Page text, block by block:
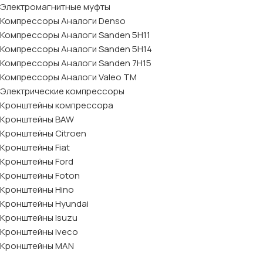
Электромагнитные муфты
Компрессоры Аналоги Denso
Компрессоры Аналоги Sanden 5H11
Компрессоры Аналоги Sanden 5H14
Компрессоры Аналоги Sanden 7H15
Компрессоры Аналоги Valeo ТМ
Электрические компрессоры
Кронштейны компрессора
Кронштейны BAW
Кронштейны Citroen
Кронштейны Fiat
Кронштейны Ford
Кронштейны Foton
Кронштейны Hino
Кронштейны Hyundai
Кронштейны Isuzu
Кронштейны Iveco
Кронштейны MAN